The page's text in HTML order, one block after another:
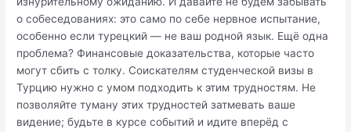
о собеседованиях: это само по себе нервное испытание,
особенно если турецкий — не ваш родной язык. Ещё одна
проблема? Финансовые доказательства, которые часто
могут сбить с толку. Соискателям студенческой визы в
Турцию нужно с умом подходить к этим трудностям. Не
позволяйте туману этих трудностей затмевать ваше
видение; будьте в курсе событий и идите вперёд с